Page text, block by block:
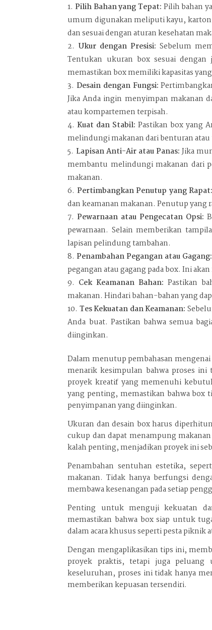
Pilih Bahan yang Tepat: Pilih bahan
umum digunakan meliputi kayu, karton
dan sesuai dengan aturan kesehatan
Ukur dengan Presisi: Sebelum
Tentukan ukuran box sesuai
memastikan box memiliki kapasitas
Desain dengan Fungsi:
Jika Anda ingin menyimpan makanan
atau kompartemen terpisah.
Kuat dan Stabil: Pastikan box yang
melindungi makanan dari benturan
Lapisan Anti-Air atau Panas:Jika
membantu melindungi makanan dari
makanan.
Pertimbangkan Penutup yang Rapat:
dan keamanan makanan. Penutup
Pewarnaan atau Pengecatan Opsi:
pewarnaan. Selain memberikan
lapisan pelindung tambahan.
Penambahan Pegangan atau Gagang:
pegangan atau gagang pada box. Ini
Cek Keamanan Bahan: Pastikan
makanan. Hindari bahan-bahan yang
Tes Kekuatan dan Keamanan:
Anda buat. Pastikan bahwa semua
diinginkan.
Dalam menutup pembahasan
menarik kesimpulan bahwa proses
proyek kreatif yang memenuhi
yang penting, memastikan bahwa box
penyimpanan yang diinginkan.
Ukuran dan desain box harus
cukup dan dapat menampung
kalah penting, menjadikan proyek ini
Penambahan sentuhan estetika,
makanan. Tidak hanya berfungsi
membawa kesenangan pada setiap
Penting untuk menguji kekuatan
memastikan bahwa box siap untuk
dalam acara khusus seperti pesta piknik
Dengan mengaplikasikan tips ini,
proyek praktis, tetapi juga peluang
keseluruhan, proses ini tidak hanya
memberikan kepuasan tersendiri.